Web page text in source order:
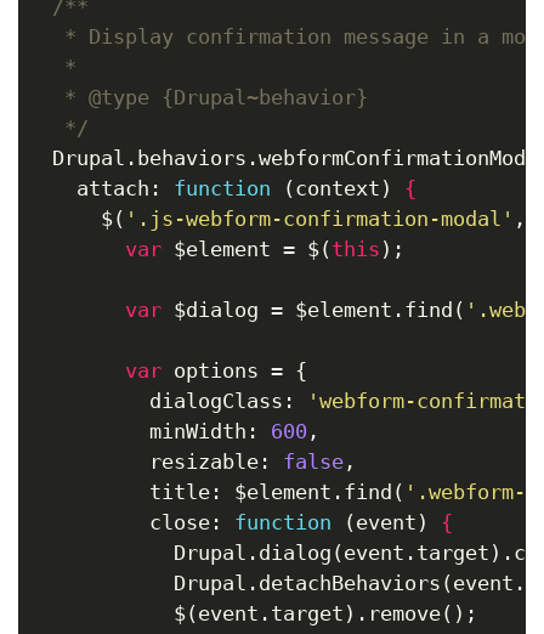
/**
* Display confirmation message in a
   *
   * @type {Drupal~behavior}
   */
    attach:
function (context)
{
      $(
'.js-webform-confirmation-modal' ,
var $element = $(this );
var $dialog = $element.find(
var options = {
          dialogClass:
'webform-
          minWidth:
600 ,
          resizable:
false ,
          title: $element.find(
          close:
function (event)
{
            $(event.target).remove();